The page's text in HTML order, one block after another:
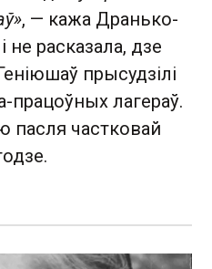
, — кажа Дранько-
не расказала, дзе
прысудзілі
працоўных лагераў.
частковай